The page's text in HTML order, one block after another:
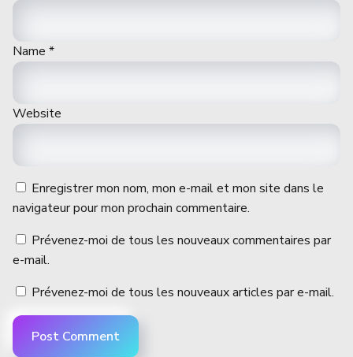
Name *
Website
Enregistrer mon nom, mon e-mail et mon site dans le
navigateur pour mon prochain commentaire.
Prévenez-moi de tous les nouveaux commentaires par
e-mail.
Prévenez-moi de tous les nouveaux articles par e-mail.